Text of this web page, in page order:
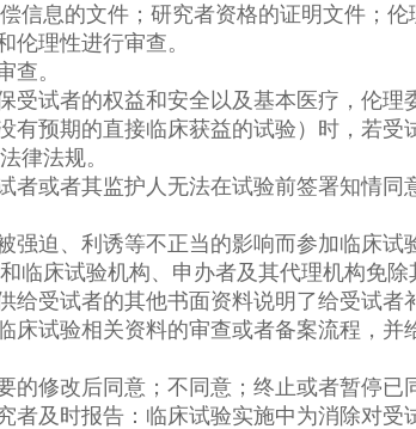
信息的文件；研究者资格的证明文件；伦
伦理性进行审查。
查。
受试者的权益和安全以及基本医疗，伦
有预期的直接临床获益的试验）时，若
律法规。
者或者其监护人无法在试验前签署知情
强迫、利诱等不正当的影响而参加临床
临床试验机构、申办者及其代理机构免除
给受试者的其他书面资料说明了给受试者
床试验相关资料的审查或者备案流程，
的修改后同意；不同意；终止或者暂停
者及时报告：临床试验实施中为消除对